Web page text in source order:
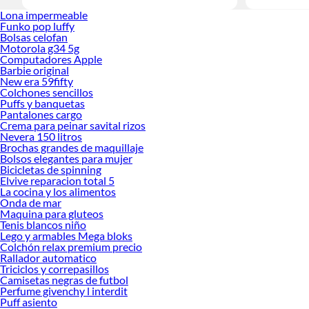
Lona impermeable
Funko pop luffy
Bolsas celofan
Motorola g34 5g
Computadores Apple
Barbie original
New era 59fifty
Colchones sencillos
Puffs y banquetas
Pantalones cargo
Crema para peinar savital rizos
Nevera 150 litros
Brochas grandes de maquillaje
Bolsos elegantes para mujer
Bicicletas de spinning
Elvive reparacion total 5
La cocina y los alimentos
Onda de mar
Maquina para gluteos
Tenis blancos niño
Lego y armables Mega bloks
Colchón relax premium precio
Rallador automatico
Triciclos y correpasillos
Camisetas negras de futbol
Perfume givenchy l interdit
Puff asiento